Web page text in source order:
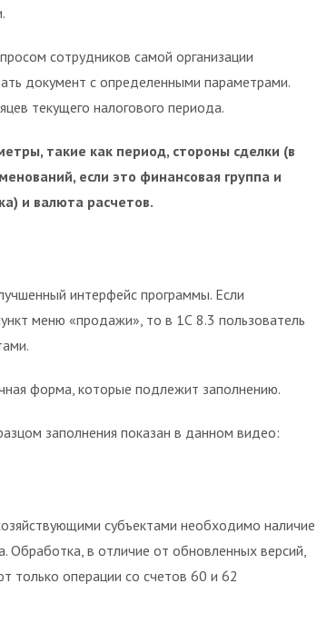
сотрудников самой организации
документ с определенными параметрами.
текущего налогового периода.
такие как период, стороны сделки (в
если это финансовая группа и
и валюта расчетов.
интерфейс программы. Если
меню «продажи», то в 1С 8.3 пользователь
форма, которые подлежит заполнению.
заполнения показан в данном видео:
субъектами необходимо наличие
Обработка, в отличие от обновленных версий,
только операции со счетов 60 и 62